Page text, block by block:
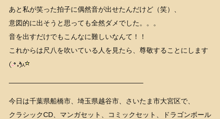
あと私が笑った拍子に偶然音が出せたんだけど（笑）、
意図的に出そうと思っても全然ダメでした。。。
音を出すだけでもこんなに難しいなんて！！
これからは尺八を吹いている人を見たら、尊敬することにします
———————————————————–
今日は千葉県船橋市、埼玉県越谷市、さいたま市大宮区で、
クラシックCD、マンガセット、コミックセット、ドラゴンボール